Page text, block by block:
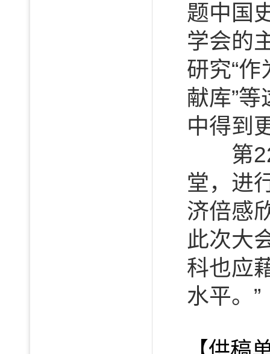
题中国
学会的
研究“
献库”
中得到
第22
堂，进
济倍感
此次大
科也应
水平。”